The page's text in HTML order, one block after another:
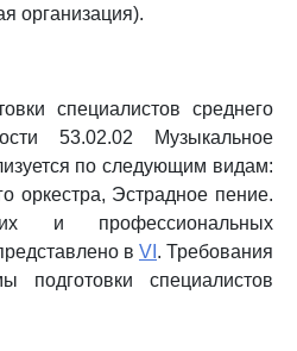
организация).
специалистов среднего
53.02.02 Музыкальное
по следующим видам:
оркестра, Эстрадное пение.
и профессиональных
в VI . Требования
подготовки специалистов